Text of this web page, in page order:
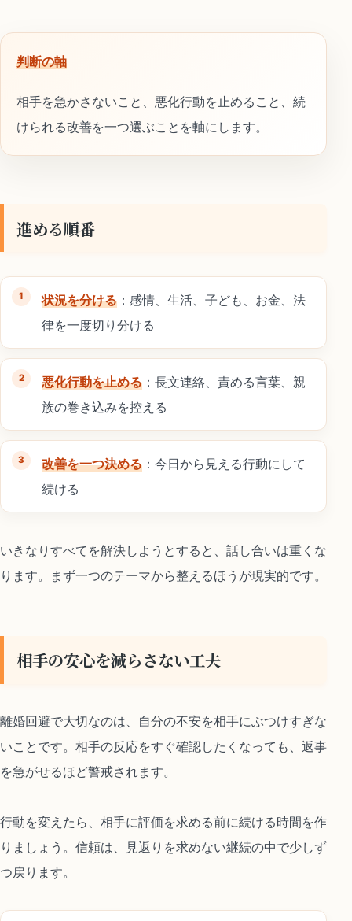
判断の軸
相手を急かさないこと、悪化行動を止めること、続
けられる改善を一つ選ぶことを軸にします。
進める順番
状況を分ける ：感情、生活、子ども、お金、法
律を一度切り分ける
悪化行動を止める ：長文連絡、責める言葉、親
族の巻き込みを控える
改善を一つ決める ：今日から見える行動にして
続ける
いきなりすべてを解決しようとすると、話し合いは重くな
ります。まず一つのテーマから整えるほうが現実的です。
相手の安心を減らさない工夫
離婚回避で大切なのは、自分の不安を相手にぶつけすぎな
いことです。相手の反応をすぐ確認したくなっても、返事
を急がせるほど警戒されます。
行動を変えたら、相手に評価を求める前に続ける時間を作
りましょう。信頼は、見返りを求めない継続の中で少しず
つ戻ります。